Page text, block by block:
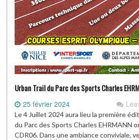
Urban Trail du Parc des Sports Charles
25 février 2024
Le 4 Juillet 2024 aura lieu la première
du Parc des Sports Charles EHRMANN
CDR06. Dans une ambiance conviviale,